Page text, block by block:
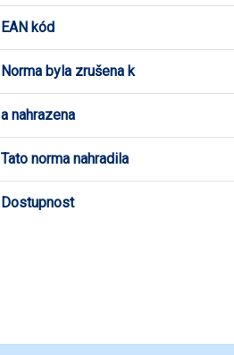
EAN kód
Norma byla zrušena k
a nahrazena
Tato norma nahradila
Dostupnost